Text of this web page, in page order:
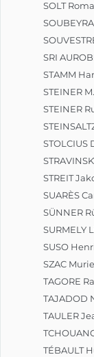
SOLT
SRI
STAMM
STEINER
STEINER
STOLCIUS
STREIT
SUARÈS
SÜNNER
SURMELY
SUSO
SZAC
TAGORE
TAJADOD
TAULER
TÉBAULT